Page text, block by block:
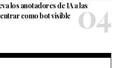
los anotadores de IA a las
como bot visible